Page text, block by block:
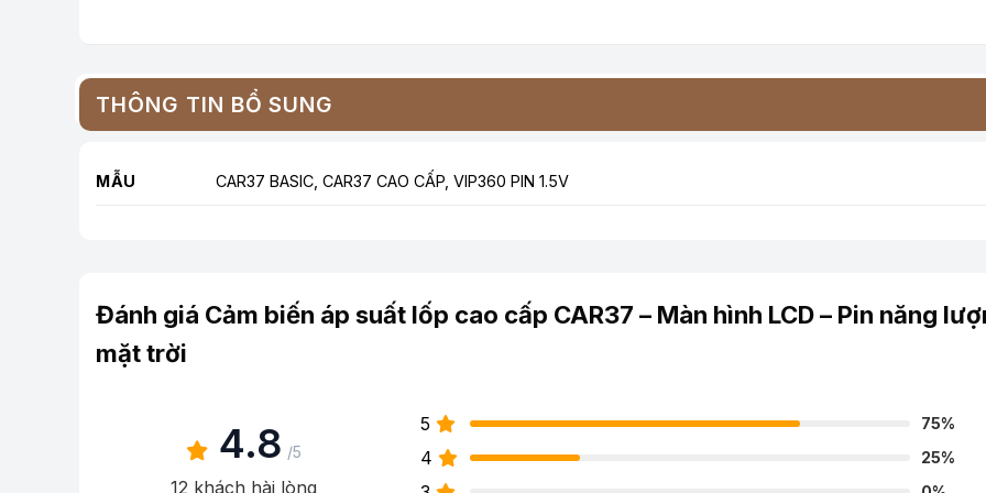
THÔNG TIN BỔ SUNG
MẪU CAR37 BASIC, CAR37 CAO CẤP, VIP360 PIN 1.5V
Đánh giá Cảm biến áp suất lốp cao cấp CAR37 – Màn hình LCD – Pin năng
mặt trời
4.8 /5
12 khách hài lòng
5 75%
4 25%